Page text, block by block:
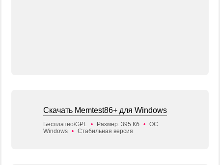
Скачать Memtest86+ для Windows
Бесплатно/GPL • Размер: 395 Кб • ОС:
Windows • Стабильная версия